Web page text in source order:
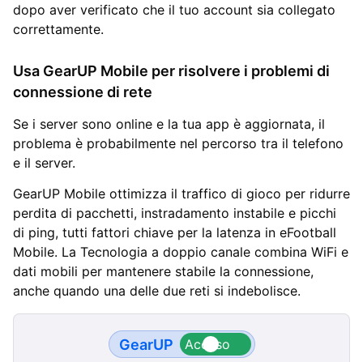
dopo aver verificato che il tuo account sia collegato
correttamente.
Usa GearUP Mobile per risolvere i problemi di
connessione di rete
Se i server sono online e la tua app è aggiornata, il
problema è probabilmente nel percorso tra il telefono
e il server.
GearUP Mobile ottimizza il traffico di gioco per ridurre
perdita di pacchetti, instradamento instabile e picchi
di ping, tutti fattori chiave per la latenza in eFootball
Mobile. La Tecnologia a doppio canale combina WiFi e
dati mobili per mantenere stabile la connessione,
anche quando una delle due reti si indebolisce.
GearUP